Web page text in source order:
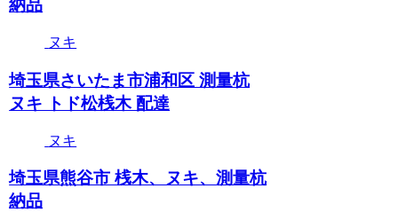
納品
ヌキ
埼玉県さいたま市浦和区 測量杭
ヌキ トド松桟木 配達
ヌキ
埼玉県熊谷市 桟木、ヌキ、測量杭
納品